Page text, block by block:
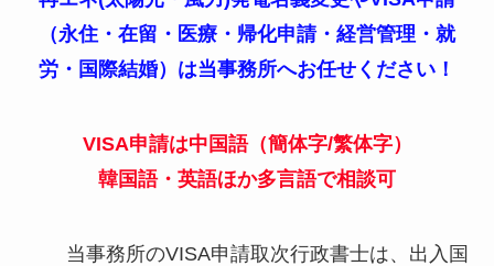
（永住・在留・医療・帰化申請・経営管理・就
労・国際結婚）は当事務所へお任せください！
VISA申請は中国語（簡体字/繁体字）
韓国語・英語ほか多言語で相談可
当事務所のVISA申請取次行政書士は、出入国